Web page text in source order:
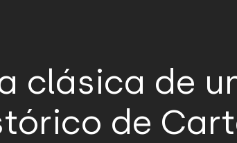
clásica de
de